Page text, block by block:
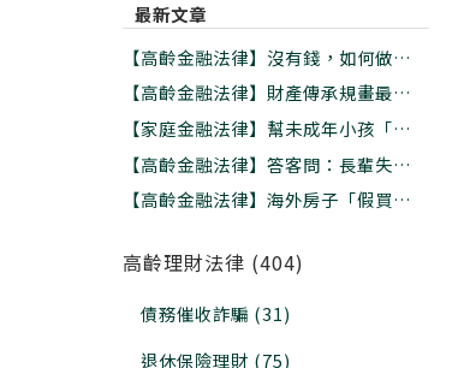
最新文章
【高齡金融法律】沒有錢，如何做好老
後安養?資金有限的五大實用準備
【高齡金融法律】財產傳承規畫最好的
時間是十年前，其次是現在
【家庭金融法律】幫未成年小孩「拋棄
繼承」不是父母說了算，法院審查兩大
關鍵
【高齡金融法律】答客問：長輩失智
了，名下財產還能辦理信託保護嗎?程
序上怎麼做?
【高齡金融法律】海外房子「假買賣真
稅還罰款
高齡理財法律 (404)
債務催收詐騙 (31)
退休保險理財 (75)